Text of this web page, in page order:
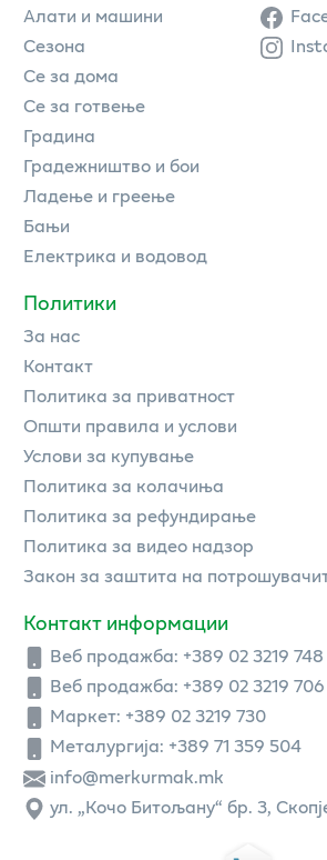
Алати и машини
Сезона
Се за дома
Се за готвење
Градина
Градежништво и бои
Ладење и греење
Бањи
Електрика и водовод
Политики
За нас
Контакт
Политика за приватност
Општи правила и услови
Услови за купување
Политика за колачиња
Политика за рефундирање
Политика за видео надзор
Закон за заштита на
Контакт информации
Веб продажба: +389 02 3219 748
Веб продажба: +389 02 3219 706
Маркет: +389 02 3219 730
Металургија: +389 71 359 504
info@merkurmak.mk
ул. „Кочо Битољану“ бр. 3,